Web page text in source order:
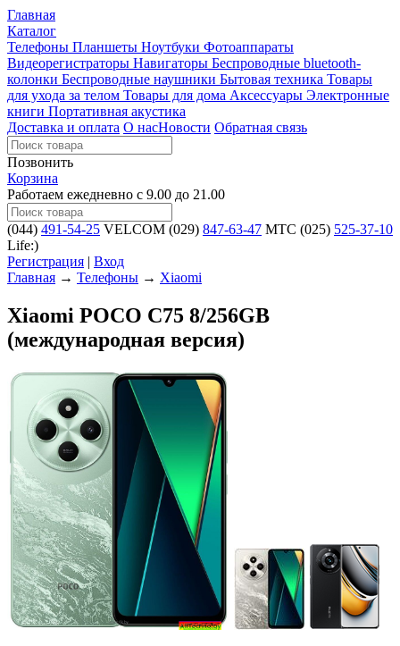
Главная
Каталог
Телефоны Планшеты Ноутбуки Фотоаппараты
Видеорегистраторы Навигаторы Беспроводные bluetooth-
колонки Беспроводные наушники Бытовая техника Товары
для ухода за телом Товары для дома Аксессуары Электронные
книги Портативная акустика
Доставка и оплата О насНовости Обратная связь
Позвонить
Корзина
Работаем ежедневно с 9.00 до 21.00
(044) 491-54-25 VELCOM (029) 847-63-47 MTC (025) 525-37-10
Life:)
Регистрация | Вход
Главная → Телефоны → Xiaomi
Xiaomi POCO C75 8/256GB
(международная версия)